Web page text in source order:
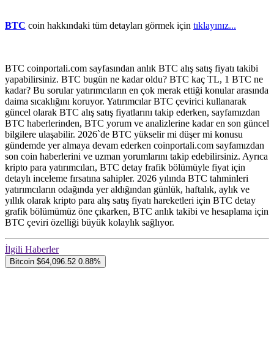
BTC coin hakkındaki tüm detayları görmek için tıklayınız...
BTC coinportali.com sayfasından anlık BTC alış satış fiyatı takibi
yapabilirsiniz. BTC bugün ne kadar oldu? BTC kaç TL, 1 BTC ne
kadar? Bu sorular yatırımcıların en çok merak ettiği konular arasında
daima sıcaklığını koruyor. Yatırımcılar BTC çevirici kullanarak
güncel olarak BTC alış satış fiyatlarını takip ederken, sayfamızdan
BTC haberlerinden, BTC yorum ve analizlerine kadar en son güncel
bilgilere ulaşabilir. 2026`de BTC yükselir mi düşer mi konusu
gündemde yer almaya devam ederken coinportali.com sayfamızdan
son coin haberlerini ve uzman yorumlarını takip edebilirsiniz. Ayrıca
kripto para yatırımcıları, BTC detay frafik bölümüyle fiyat için
detaylı inceleme fırsatına sahipler. 2026 yılında BTC tahminleri
yatırımcıların odağında yer aldığından günlük, haftalık, aylık ve
yıllık olarak kripto para alış satış fiyatı hareketleri için BTC detay
grafik bölümümüz öne çıkarken, BTC anlık takibi ve hesaplama için
BTC çeviri özelliği büyük kolaylık sağlıyor.
İlgili Haberler
Bitcoin $64,096.52 0.88%